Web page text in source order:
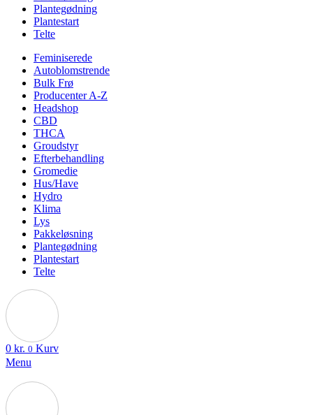
Plantegødning
Plantestart
Telte
Feminiserede
Autoblomstrende
Bulk Frø
Producenter A-Z
Headshop
CBD
THCA
Groudstyr
Efterbehandling
Gromedie
Hus/Have
Hydro
Klima
Lys
Pakkeløsning
Plantegødning
Plantestart
Telte
0 kr. 0 Kurv
Menu